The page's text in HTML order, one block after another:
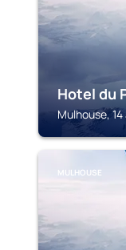
Hotel du
Mulhouse,
MULHOUSE